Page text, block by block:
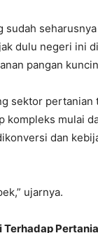
sudah
dulu negeri ini
pangan
sektor
kompleks mulai
dan
ujarnya.
Terhadap